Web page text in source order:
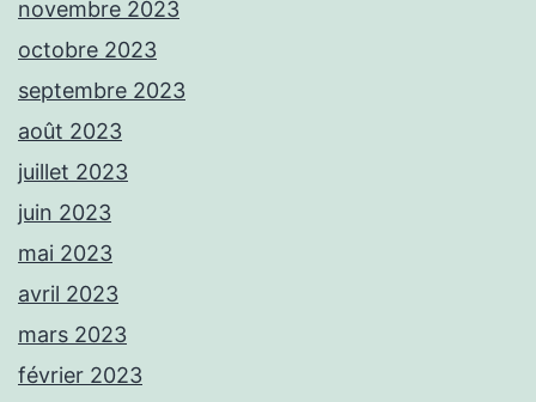
novembre 2023
octobre 2023
septembre 2023
août 2023
juillet 2023
juin 2023
mai 2023
avril 2023
mars 2023
février 2023